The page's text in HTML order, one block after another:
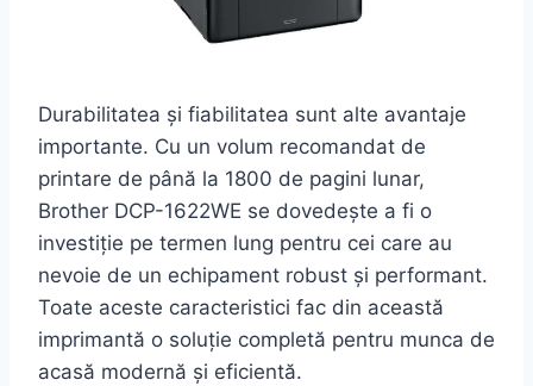
Durabilitatea și fiabilitatea sunt alte avantaje
importante. Cu un volum recomandat de
printare de până la 1800 de pagini lunar,
Brother DCP-1622WE se dovedește a fi o
investiție pe termen lung pentru cei care au
nevoie de un echipament robust și performant.
Toate aceste caracteristici fac din această
imprimantă o soluție completă pentru munca de
acasă modernă și eficientă.